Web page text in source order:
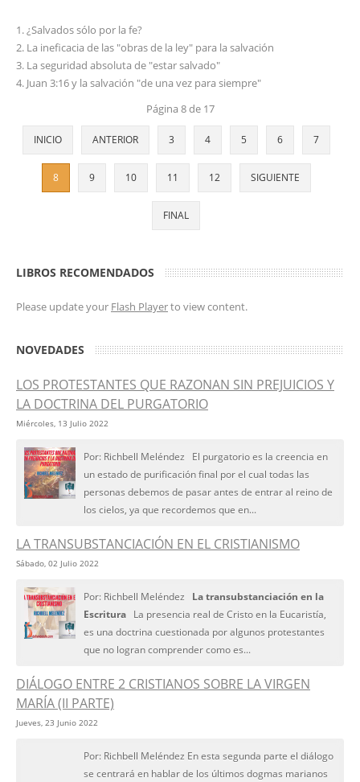
¿Salvados sólo por la fe?
La ineficacia de las "obras de la ley" para la salvación
La seguridad absoluta de "estar salvado"
Juan 3:16 y la salvación "de una vez para siempre"
Página 8 de 17
INICIO ANTERIOR 3 4 5 6 7
8 9 10 11 12 SIGUIENTE
FINAL
LIBROS RECOMENDADOS
Please update your Flash Playerto view content.
NOVEDADES
LOS PROTESTANTES QUE RAZONAN SIN PREJUICIOS Y
LA DOCTRINA DEL PURGATORIO
Miércoles, 13 Julio 2022
Por: Richbell Meléndez El purgatorio es la creencia en
un estado de purificación final por el cual todas las
personas debemos de pasar antes de entrar al reino de
los cielos, ya que recordemos que en...
LA TRANSUBSTANCIACIÓN EN EL CRISTIANISMO
Sábado, 02 Julio 2022
Por: Richbell Meléndez La transubstanciación en la
Escritura La presencia real de Cristo en la Eucaristía,
es una doctrina cuestionada por algunos protestantes
que no logran comprender como es...
DIÁLOGO ENTRE 2 CRISTIANOS SOBRE LA VIRGEN
MARÍA (II PARTE)
Jueves, 23 Junio 2022
Por: Richbell Meléndez En esta segunda parte el diálogo
se centrará en hablar de los últimos dogmas marianos